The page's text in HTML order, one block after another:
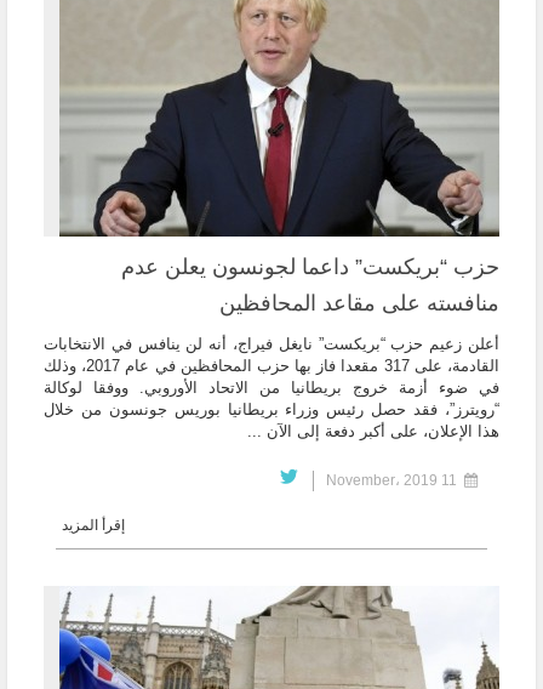
حزب “بريكست” داعما لجونسون يعلن عدم
منافسته على مقاعد المحافظين
أعلن زعيم حزب “بريكست” نايغل فيراج، أنه لن ينافس في الانتخابات
القادمة، على 317 مقعدا فاز بها حزب المحافظين في عام 2017، وذلك
في ضوء أزمة خروج بريطانيا من الاتحاد الأوروبي. ووفقا لوكالة
“رويترز”، فقد حصل رئيس وزراء بريطانيا بوريس جونسون من خلال
هذا الإعلان، على أكبر دفعة إلى الآن ...
إقرأ المزيد